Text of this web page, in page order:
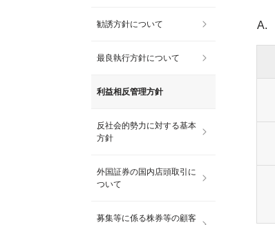
勧誘方針について
最良執行方針について
利益相反管理方針
反社会的勢力に対する基本
方針
外国証券の国内店頭取引に
ついて
募集等に係る株券等の顧客